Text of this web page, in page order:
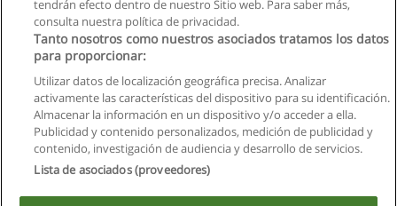
Privacidad de datos
Contactar con Educaedu
Copyright © Educaedu Business S.L. - CIF : B-95610580: -
tendrán efecto dentro de nuestro Sitio web. Para saber más,
consulta nuestra política de privacidad.
Tanto nosotros como nuestros asociados tratamos los datos
para proporcionar:
Utilizar datos de localización geográfica precisa. Analizar
activamente las características del dispositivo para su identificación.
Almacenar la información en un dispositivo y/o acceder a ella.
Publicidad y contenido personalizados, medición de publicidad y
contenido, investigación de audiencia y desarrollo de servicios.
Lista de asociados (proveedores)